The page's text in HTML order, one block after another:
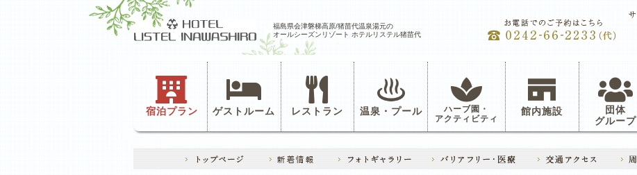
福島県会津磐梯高原/猪苗代温泉湯元の
オールシーズンリゾート ホテルリステル猪苗代
宿泊プラン ゲストルーム レストラン 温泉・プール ハーブ園・
アクティビティ
館内施設
団体
グループ